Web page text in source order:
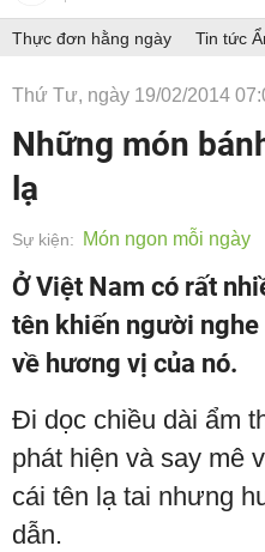
Thực đơn hằng ngày Tin tức
Thứ Tư, ngày 19/02/2014
Những món
lạ
Sự kiện: Món ngon mỗi ngày
Ở Việt Nam có rất
tên khiến người
về hương vị của nó.
Đi dọc chiều dài ẩm
phát hiện và say mê
cái tên lạ tai nhưng
dẫn.